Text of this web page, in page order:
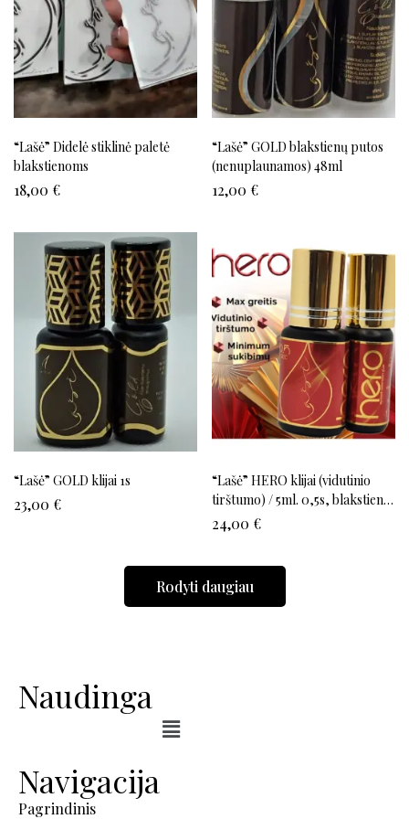
“Lašė” Didelė stiklinė paletė
blakstienoms
18,00 €
“Lašė” GOLD blakstienų putos
(nenuplaunamos) 48ml
12,00 €
“Lašė” GOLD klijai 1s
23,00 €
“Lašė” HERO klijai (vidutinio
tirštumo) / 5ml. 0,5s, blakstienų
priauginimui
24,00 €
Rodyti daugiau
Naudinga
Navigacija
Pagrindinis